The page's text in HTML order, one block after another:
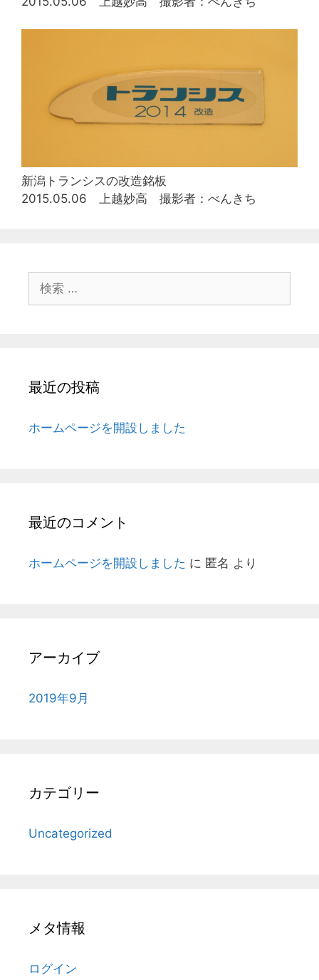
新潟トランシスの改造銘板
2015.05.06 上越妙高 撮影者：べんきち
索:
最近の投稿
ホームページを開設しました
最近のコメント
ホームページを開設しました に 匿名 より
アーカイブ
2019年9月
カテゴリー
Uncategorized
メタ情報
ログイン